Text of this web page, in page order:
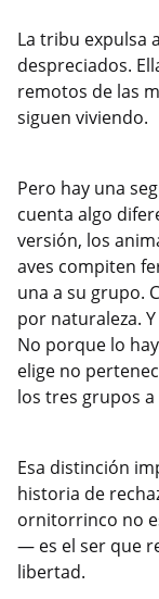
La tribu expulsa
despreciados.
remotos de las
siguen viviendo.
Pero hay una
cuenta algo
versión, los
aves compiten
una a su grupo.
por naturaleza.
No porque lo
elige no
los tres grupos
Esa distinción
historia de
ornitorrinco no
— es el ser que
libertad.